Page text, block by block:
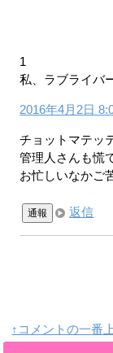
1
私、ラブライバ
2016年4月2日
チョットマテッ
管理人さんも慌
お忙しいなかご
通報 返信
↑コメントの一番